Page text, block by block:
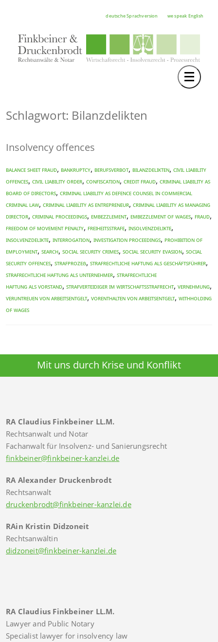
deutsche Sprachversion we speak English
Toggle
RECHTSGEBIETE
FORTBILDUNGEN
HOCHSCHULE
KARRIERE
SERVICE
Schlagwort: Bilanzdelikten
Insolvency offences
balance sheet fraud, bankruptcy, Berufsverbot, Bilanzdelikten, civil liability
offences, civil liability order, confiscation, credit fraud, CRIMINAL LIABILITY AS
BOARD OF DIRECTORS, CRIMINAL LIABILITY AS DEFENCE COUNSEL IN COMMERCIAL
CRIMINAL LAW, CRIMINAL LIABILITY AS ENTREPRENEUR, CRIMINAL LIABILITY AS MANAGING
DIRECTOR, criminal proceedings, EMBEZZLEMENT, EMBEZZLEMENT OF WAGES, fraud,
freedom of movement penalty, Freiheitsstrafe, Insolvenzdelikte,
Insolvenzdelikte, INTERROGATION, investigation proceedings, prohibition of
employment, search, social security crimes, social security evasion, social
security offences, Strafprozeß, Strafrechtliche Haftung als Geschäftsführer,
Strafrechtliche Haftung als Unternehmer, Strafrechtliche
Haftung als Vorstand, Strafverteidiger im Wirtschaftsstrafrecht, Vernehmung,
Veruntreuen von Arbeitsentgelt, Vorenthalten von Arbeitsentgelt, WITHHOLDING
OF WAGES
Mit uns durch Krise und Konflikt
RA Claudius Finkbeiner LL.M.
Rechtsanwalt und Notar
Fachanwalt für Insolvenz- und Sanierungsrecht
finkbeiner@finkbeiner-kanzlei.de
RA Alexander Druckenbrodt
Rechtsanwalt
druckenbrodt@finkbeiner-kanzlei.de
RAin Kristin Didzoneit
Rechtsanwältin
didzoneit@finkbeiner-kanzlei.de
RA Claudius Finkbeiner LL.M.
Lawyer and Public Notary
Specialist lawyer for insolvency law